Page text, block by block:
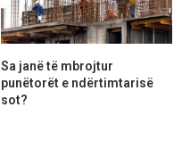
Sa janë të mbrojtur
punëtorët e ndërtimtarisë
sot?